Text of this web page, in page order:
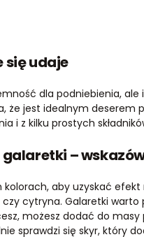
się udaje
dla podniebienia, ale
że jest idealnym deserem
i z kilku prostych
–
aby uzyskać
cytryna. Galaretki
możesz dodać do
sprawdzi się skyr, który